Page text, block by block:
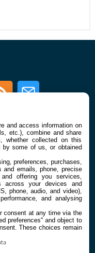
RSS Newsletter
and access information on
etc.), combine and share
whether collected on this
by some of us, or obtained
preferences, purchases,
and emails, phone, precise
offering you services,
across your devices and
phone, audio, and video),
and analysing
consent at any time via the
preferences" and object to
These choices remain